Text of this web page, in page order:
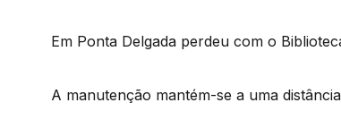
Em Ponta Delgada perdeu com o
A manutenção mantém-se a uma